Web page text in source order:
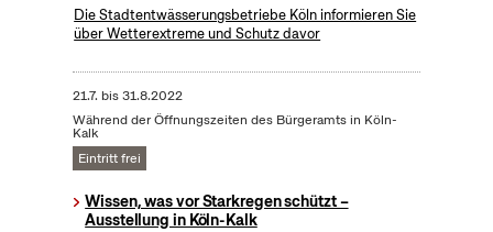
Die Stadtentwässerungsbetriebe Köln informieren Sie
über Wetterextreme und Schutz davor
21.7. bis31.8.2022
Während der Öffnungszeiten des Bürgeramts in Köln-
Kalk
Eintritt frei
Wissen, was vor Starkregen schützt –
Ausstellung in Köln-Kalk